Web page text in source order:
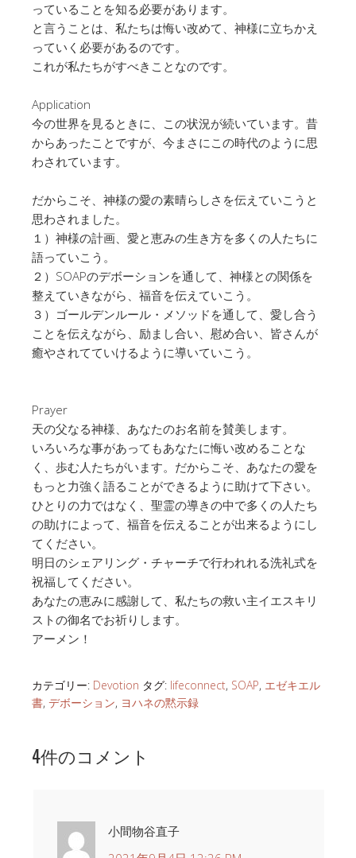
っていることを知る必要があります。
と言うことは、私たちは悔い改めて、神様に立ちかえ
っていく必要があるのです。
これが私たちがすべきことなのです。
Application
今の世界を見るときに、この状況が続いています。昔
からあったことですが、今まさにこの時代のように思
わされています。
だからこそ、神様の愛の素晴らしさを伝えていこうと
思わされました。
１）神様の計画、愛と恵みの生き方を多くの人たちに
語っていこう。
２）SOAPのデボーションを通して、神様との関係を
整えていきながら、福音を伝えていこう。
３）ゴールデンルール・メソッドを通して、愛し合う
ことを伝えながら、励まし合い、慰め合い、皆さんが
癒やされてていけるように導いていこう。
Prayer
天の父なる神様、あなたのお名前を賛美します。
いろいろな事があってもあなたに悔い改めることな
く、歩む人たちがいます。だからこそ、あなたの愛を
もっと力強く語ることができるように助けて下さい。
ひとりの力ではなく、聖霊の導きの中で多くの人たち
の助けによって、福音を伝えることが出来るようにし
てください。
明日のシェアリング・チャーチで行われれる洗礼式を
祝福してください。
あなたの恵みに感謝して、私たちの救い主イエスキリ
ストの御名でお祈りします。
アーメン！
カテゴリー: Devotion タグ: lifeconnect, SOAP, エゼキエル
書, デボーション, ヨハネの黙示録
4件のコメント
小間物谷直子